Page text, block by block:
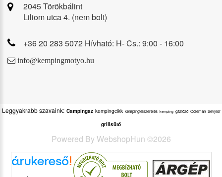
2045 Törökbálint
Liliom utca 4. (nem bolt)
+36 20 283 5072 Hívható: H- Cs.: 9:00 - 16:00
info@kempingmotyo.hu
Leggyakrabb szavaink: Campingaz kempingcikk kempingfelszerelés kemping gázfőző Coleman Sevylor
grillsütő
Powered ByWebshopHun ©2026